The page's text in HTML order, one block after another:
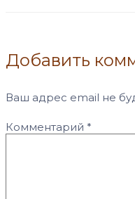
Добавить
Ваш адрес email не
Комментарий *